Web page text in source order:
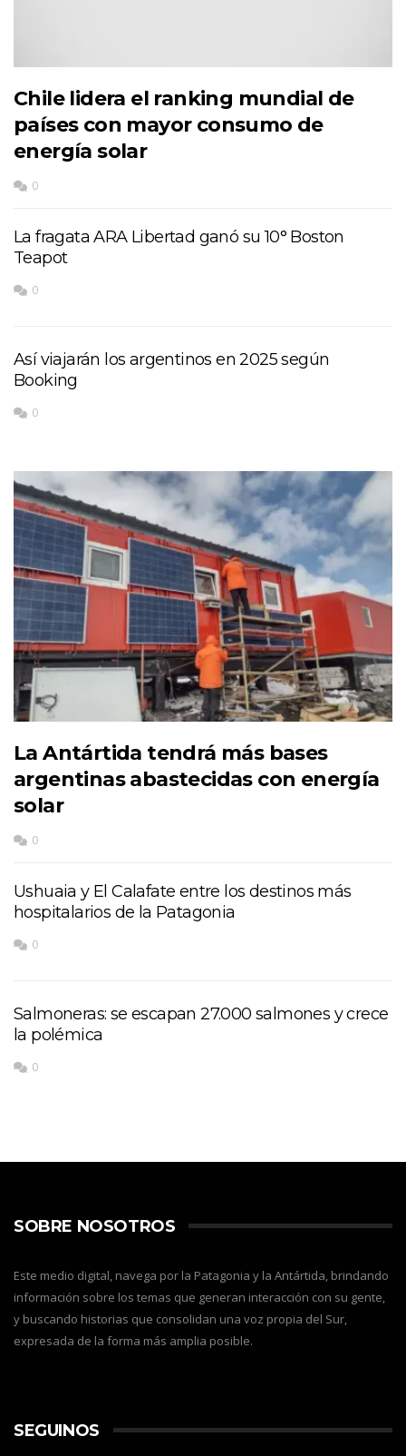
Chile lidera el ranking mundial de
países con mayor consumo de
energía solar
0
La fragata ARA Libertad ganó su 10° Boston
Teapot
0
Así viajarán los argentinos en 2025 según
Booking
0
La Antártida tendrá más bases
argentinas abastecidas con energía
solar
0
Ushuaia y El Calafate entre los destinos más
hospitalarios de la Patagonia
0
Salmoneras: se escapan 27.000 salmones y crece
la polémica
0
SOBRE NOSOTROS
Este medio digital, navega por la Patagonia y la Antártida, brindando
información sobre los temas que generan interacción con su gente,
y buscando historias que consolidan una voz propia del Sur,
expresada de la forma más amplia posible.
SEGUINOS